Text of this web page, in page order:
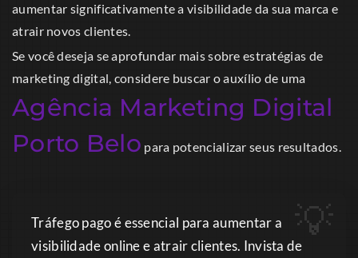
aumentar significativamente a visibilidade da sua marca e
atrair novos clientes.
Se você deseja se aprofundar mais sobre estratégias de
marketing digital, considere buscar o auxílio de uma
Agência Marketing Digital
Porto Belo para potencializar seus resultados.
Tráfego pago é essencial para aumentar a
visibilidade online e atrair clientes. Invista de